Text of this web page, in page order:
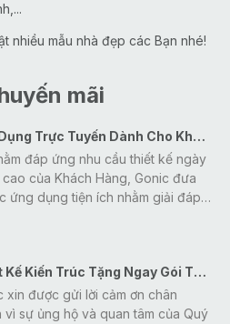
nhiều mẫu nhà đẹp các Bạn nhé!
mãi
Ứng Dụng Trực Tuyến Dành Cho Khách Hàng
đáp ứng nhu cầu thiết kế ngày
của Khách Hàng, Gonic đưa
ứng dụng tiện ích nhằm giải đáp
hàng.
Thiết Kế Kiến Trúc Tặng Ngay Gói Thiết Kế Nội Thất
xin được gửi lời cảm ơn chân
vì sự ủng hộ và quan tâm của Quý